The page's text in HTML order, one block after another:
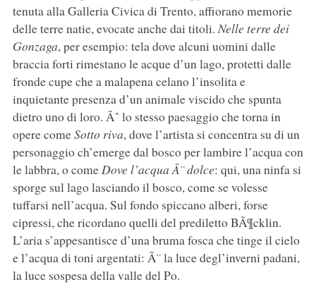
tenuta alla Galleria Civica di Trento, affiorano memorie
delle terre natie, evocate anche dai titoli. Nelle terre dei
Gonzaga, per esempio: tela dove alcuni uomini dalle
braccia forti rimestano le acque d’un lago, protetti dalle
fronde cupe che a malapena celano l’insolita e
inquietante presenza d’un animale viscido che spunta
dietro uno di loro. Ãˆ lo stesso paesaggio che torna in
opere comeSotto riva, dove l’artista si concentra su di un
personaggio ch’emerge dal bosco per lambire l’acqua con
le labbra, o comeDove l’acqua Ã¨ dolce: qui, una ninfa si
sporge sul lago lasciando il bosco, come se volesse
tuffarsi nell’acqua. Sul fondo spiccano alberi, forse
cipressi, che ricordano quelli del prediletto BÃ¶cklin.
L’aria s’appesantisce d’una bruma fosca che tinge il cielo
e l’acqua di toni argentati: Ã¨ la luce degl’inverni padani,
la luce sospesa della valle del Po.